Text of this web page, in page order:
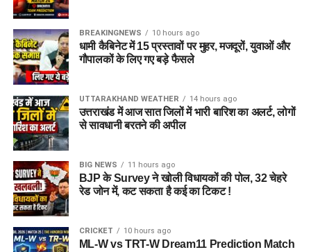
BREAKINGNEWS 10 hours ago
धामी कैबिनेट में 15 प्रस्तावों पर मुहर, मजदूरों, युवाओं और
गौपालकों के लिए गए बड़े फैसले
UTTARAKHAND WEATHER 14 hours ago
उत्तराखंड में आज सात जिलों में भारी बारिश का अलर्ट, लोगों
से सावधानी बरतने की अपील
BIG NEWS 11 hours ago
BJP के Survey ने खोली विधायकों की पोल, 32 चेहरे
रेड जोन में, कट सकता है कई का टिकट !
CRICKET 10 hours ago
ML-W vs TRT-W Dream11 Prediction Match